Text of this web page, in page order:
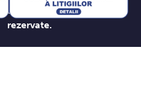
drepturile
rezervate.